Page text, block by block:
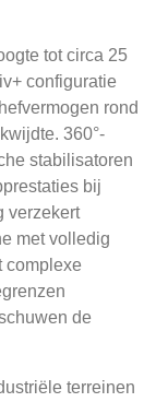
tot circa 25
configuratie
rond
360°-
stabilisatoren
bij
verzekert
met volledig
complexe
de
terreinen